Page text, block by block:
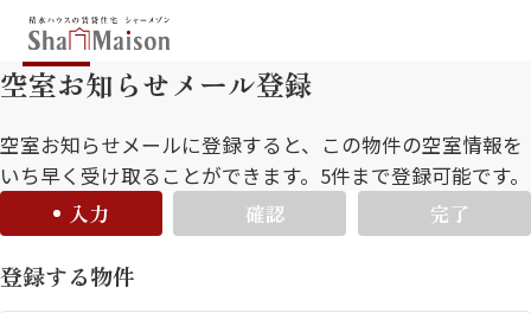
保存した条件
お気に入り
北海道
中部
空室お知らせメール登録
空室お知らせメールに登録すると、この物件の空室情報を
いち早く受け取ることができます。5件まで登録可能です。
入力
確認 完了
登録する物件